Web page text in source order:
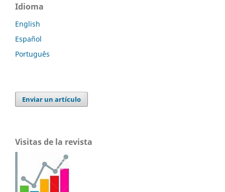
Idioma
English
Español
Português
Enviar un artículo
Visitas de la revista